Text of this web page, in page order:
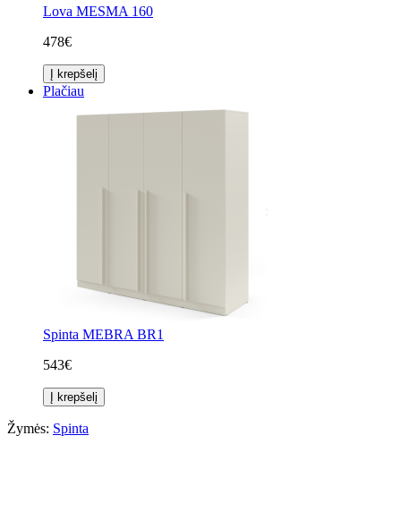
Lova MESMA 160
478€
Į krepšelį
Plačiau
Spinta MEBRA BR1
543€
Į krepšelį
Žymės: Spinta